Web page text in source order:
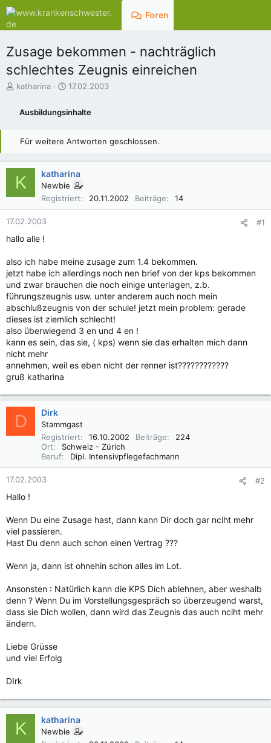
Foren
Zusage bekommen - nachträglich
schlechtes Zeugnis einreichen
E
e
katharina
E
t
l
t
a
m
17.02.2003
Ausbildungsinhalte
Für weitere Antworten geschlossen.
K katharina
Newbie
Registriert
20.11.2002 Beiträge 14
17.02.2003 #1
hallo alle !
also ich habe meine zusage zum 1.4 bekommen.
jetzt habe ich allerdings noch nen brief von der kps bekommen
und zwar brauchen die noch einige unterlagen, z.b.
führungszeugnis usw. unter anderem auch noch mein
abschlußzeugnis von der schule! jetzt mein problem: gerade
dieses ist ziemlich schlecht!
also überwiegend 3 en und 4 en !
kann es sein, das sie, ( kps) wenn sie das erhalten mich dann
nicht mehr
annehmen, weil es eben nicht der renner ist????????????
gruß katharina
D Dirk
Stammgast
Registriert
16.10.2002 Beiträge
224
Ort
Schweiz - Zürich
Beruf
Dipl. Intensivpflegefachmann
17.02.2003 #2
Hallo !
Wenn Du eine Zusage hast, dann kann Dir doch gar nciht mehr
viel passieren.
Hast Du denn auch schon einen Vertrag ???
Wenn ja, dann ist ohnehin schon alles im Lot.
Ansonsten : Natürlich kann die KPS Dich ablehnen, aber weshalb
denn ? Wenn Du im Vorstellungsgespräch so überzeugend warst,
dass sie Dich wollen, dann wird das Zeugnis das auch nciht mehr
ändern.
Liebe Grüsse
und viel Erfolg
DIrk
K katharina
Newbie